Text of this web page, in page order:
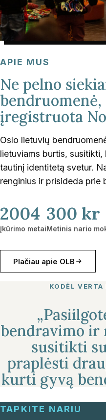
APIE MUS
Ne pelno
įregistruota
Oslo lietuvių
lietuviams burtis,
tautinį identitetą svetur.
renginius ir prisideda prie
2004
Įkūrimo metai
300 kr
Metinis nario
Plačiau apie OLB
KODĖL
bendravimo ir
susitikti
praplėsti
kurti gyvą
TAPKITE NARIU